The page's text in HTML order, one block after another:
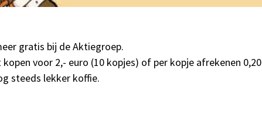
gratis bij de Aktiegroep.
voor 2,- euro (10 kopjes) of per kopje afrekenen 0,20
steeds lekker koffie.